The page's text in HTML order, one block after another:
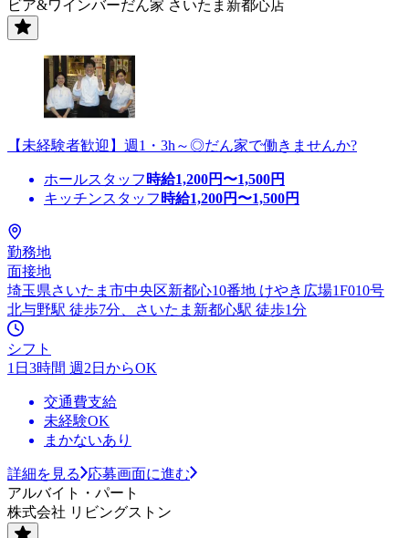
ビア&ワインバーだん家 さいたま新都心店
【未経験者歓迎】週1・3h～◎だん家で働きませんか?
ホールスタッフ 時給1,200円〜1,500円
キッチンスタッフ 時給1,200円〜1,500円
勤務地
面接地
埼玉県さいたま市中央区新都心10番地 けやき広場1F010号
北与野駅 徒歩7分、さいたま新都心駅 徒歩1分
シフト
1日3時間 週2日からOK
交通費支給
未経験OK
まかないあり
詳細を見る
応募画面に進む
アルバイト・パート
株式会社 リビングストン